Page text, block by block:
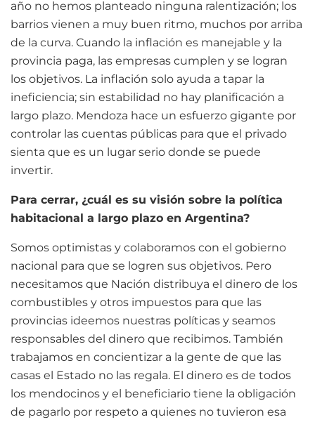
año no hemos planteado ninguna ralentización; los
barrios vienen a muy buen ritmo, muchos por arriba
de la curva. Cuando la inflación es manejable y la
provincia paga, las empresas cumplen y se logran
los objetivos. La inflación solo ayuda a tapar la
ineficiencia; sin estabilidad no hay planificación a
largo plazo. Mendoza hace un esfuerzo gigante por
controlar las cuentas públicas para que el privado
sienta que es un lugar serio donde se puede
invertir.
Para cerrar, ¿cuál es su visión sobre la política
habitacional a largo plazo en Argentina?
Somos optimistas y colaboramos con el gobierno
nacional para que se logren sus objetivos. Pero
necesitamos que Nación distribuya el dinero de los
combustibles y otros impuestos para que las
provincias ideemos nuestras políticas y seamos
responsables del dinero que recibimos. También
trabajamos en concientizar a la gente de que las
casas el Estado no las regala. El dinero es de todos
los mendocinos y el beneficiario tiene la obligación
de pagarlo por respeto a quienes no tuvieron esa